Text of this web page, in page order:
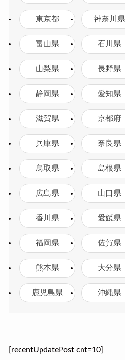
東京都 神奈川県
富山県 石川県
山梨県 長野県
静岡県 愛知県
滋賀県 京都府
兵庫県 奈良県
鳥取県 島根県
広島県 山口県
香川県 愛媛県
福岡県 佐賀県
熊本県 大分県
鹿児島県 沖縄県
[recentUpdatePost cnt=10]